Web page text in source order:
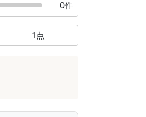
0件
1 点